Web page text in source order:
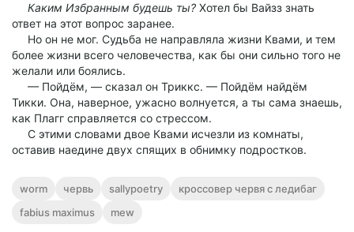
Каким Избранным будешь ты? Хотел бы Вайзз знать
ответ на этот вопрос заранее.
Но он не мог. Судьба не направляла жизни Квами, и тем
более жизни всего человечества, как бы они сильно того не
желали или боялись.
— Пойдём, — сказал он Триккс. — Пойдём найдём
Тикки. Она, наверное, ужасно волнуется, а ты сама знаешь,
как Плагг справляется со стрессом.
С этими словами двое Квами исчезли из комнаты,
оставив наедине двух спящих в обнимку подростков.
worm червь sallypoetry
кроссовер червя с ледибаг
fabius maximus
mew